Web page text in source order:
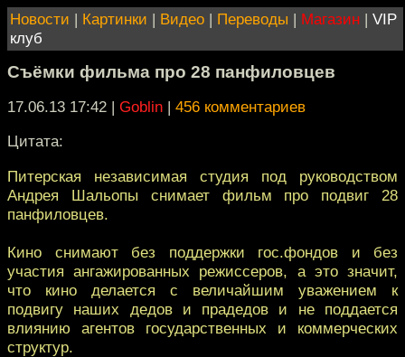
Новости | Картинки | Видео | Переводы | Магазин | VIP
клуб
Съёмки фильма про 28 панфиловцев
17.06.13 17:42 | Goblin | 456 комментариев
Цитата:
Питерская независимая студия под руководством
Андрея Шальопы снимает фильм про подвиг 28
панфиловцев.
Кино снимают без поддержки гос.фондов и без
участия ангажированных режиссеров, а это значит,
что кино делается с величайшим уважением к
подвигу наших дедов и прадедов и не поддается
влиянию агентов государственных и коммерческих
структур.